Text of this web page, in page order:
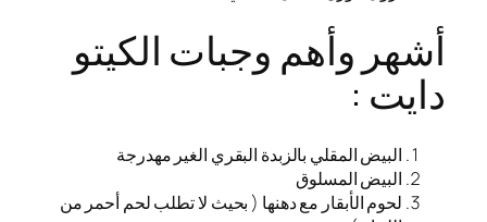
أشهر وأهم وجبات الكيتو
دايت :
البيض المقلي بالزبدة البقري الغير مهدرجة
البيض المسلوق
لحوم الأبقار مع دهنها ( بحيث لا تطلب لحم أحمر من